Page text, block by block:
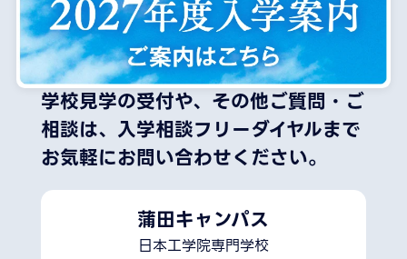
学校見学の受付や、その他ご質問・ご
相談は、 入学相談フリーダイヤルまで
お気軽にお問い合わせください。
蒲田キャンパス
日本工学院専門学校